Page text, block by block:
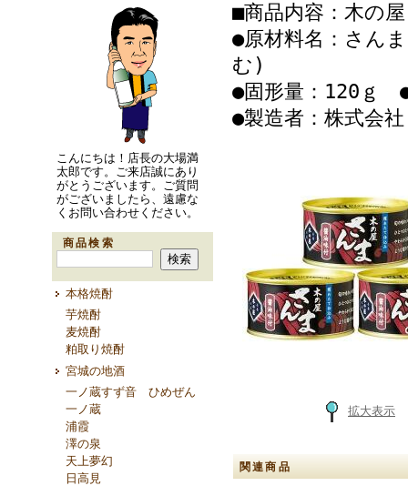
こんにちは！店長の大場満
太郎です。ご来店誠にあり
がとうございます。ご質問
がございましたら、遠慮な
くお問い合わせください。
商品検索
本格焼酎
芋焼酎
麦焼酎
粕取り焼酎
宮城の地酒
一ノ蔵すず音 ひめぜん
一ノ蔵
浦霞
澤の泉
天上夢幻
日高見
■商品内容：木の
●原材料名：さん
む)
●固形量：120ｇ
●製造者：株式会
拡大表示
関連商品